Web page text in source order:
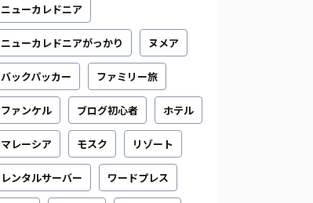
ニューカレドニア
ニューカレドニアがっかり ヌメア
バックパッカー ファミリー旅
ファンケル ブログ初心者 ホテル
マレーシア モスク リゾート
レンタルサーバー ワードプレス